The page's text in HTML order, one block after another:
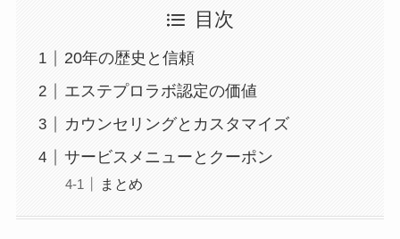
目次
20年の歴史と信頼
エステプロラボ認定の価値
カウンセリングとカスタマイズ
サービスメニューとクーポン
まとめ